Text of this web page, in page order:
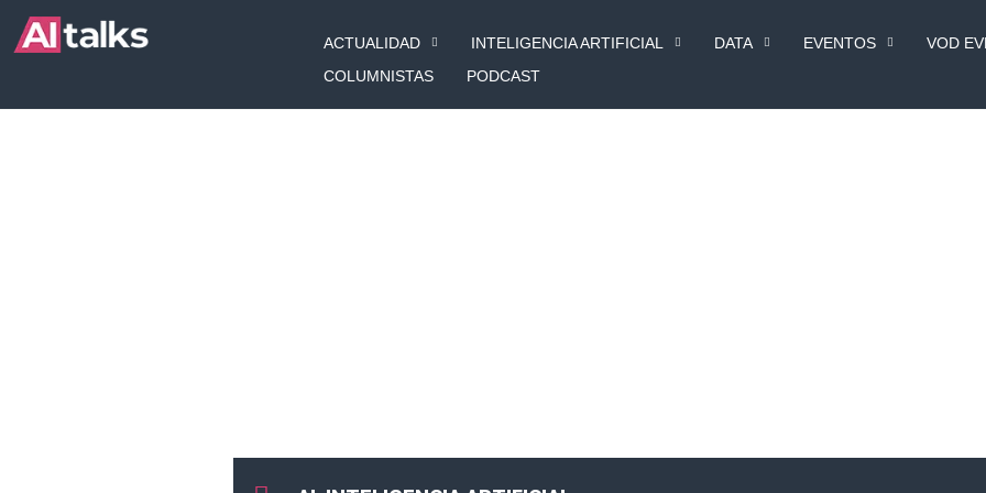
ACTUALIDAD INTELIGENCIA ARTIFICIAL DATA EVENTOS VOD
COLUMNISTAS
PODCAST